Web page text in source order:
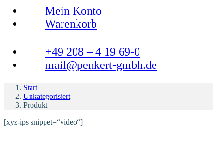
Mein Konto
Warenkorb
+49 208 – 4 19 69-0
mail@penkert-gmbh.de
Start
Unkategorisiert
Produkt
[xyz-ips snippet=“video“]